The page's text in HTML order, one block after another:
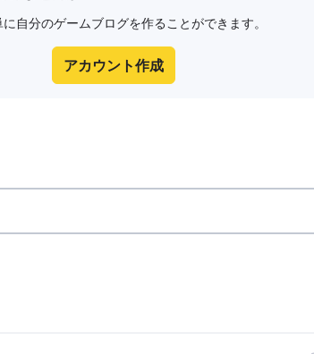
自分のゲームブログを作ることができます。
アカウント作成